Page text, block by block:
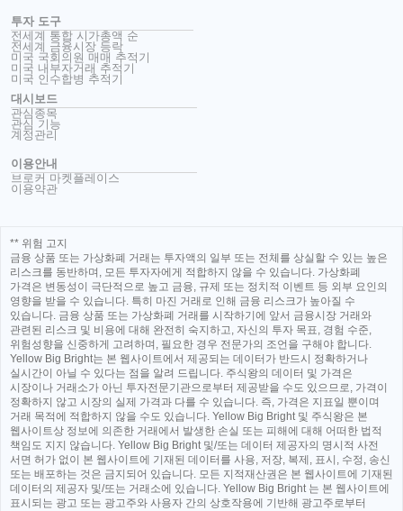
투자 도구
전세계 통합 시가총액 순
전세계 금융시장 등락
미국 국회의원 매매 추적기
미국 내부자거래 추적기
미국 인수합병 추적기
대시보드
관심종목
관심 기능
계정관리
이용안내
브로커 마켓플레이스
이용약관
** 위험 고지
금융 상품 또는 가상화폐 거래는 투자액의 일부 또는 전체를 상실할 수 있는 높은
리스크를 동반하며, 모든 투자자에게 적합하지 않을 수 있습니다. 가상화폐
가격은 변동성이 극단적으로 높고 금융, 규제 또는 정치적 이벤트 등 외부 요인의
영향을 받을 수 있습니다. 특히 마진 거래로 인해 금융 리스크가 높아질 수
있습니다. 금융 상품 또는 가상화폐 거래를 시작하기에 앞서 금융시장 거래와
관련된 리스크 및 비용에 대해 완전히 숙지하고, 자신의 투자 목표, 경험 수준,
위험성향을 신중하게 고려하며, 필요한 경우 전문가의 조언을 구해야 합니다.
Yellow Big Bright는 본 웹사이트에서 제공되는 데이터가 반드시 정확하거나
실시간이 아닐 수 있다는 점을 알려 드립니다. 주식왕의 데이터 및 가격은
시장이나 거래소가 아닌 투자전문기관으로부터 제공받을 수도 있으므로, 가격이
정확하지 않고 시장의 실제 가격과 다를 수 있습니다. 즉, 가격은 지표일 뿐이며
거래 목적에 적합하지 않을 수도 있습니다. Yellow Big Bright 및 주식왕은 본
웹사이트상 정보에 의존한 거래에서 발생한 손실 또는 피해에 대해 어떠한 법적
책임도 지지 않습니다. Yellow Big Bright 및/또는 데이터 제공자의 명시적 사전
서면 허가 없이 본 웹사이트에 기재된 데이터를 사용, 저장, 복제, 표시, 수정, 송신
또는 배포하는 것은 금지되어 있습니다. 모든 지적재산권은 본 웹사이트에 기재된
데이터의 제공자 및/또는 거래소에 있습니다. Yellow Big Bright 는 본 웹사이트에
표시되는 광고 또는 광고주와 사용자 간의 상호작용에 기반해 광고주로부터